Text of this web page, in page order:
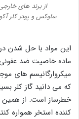
از برند های
سلوکس و پودر کلر
این مواد با حل شدن
ماده خاصیت ضد
میکروارگانیسم های
که می دانید گاز کلر
خطرساز است. از همین
کننده استخر همواره